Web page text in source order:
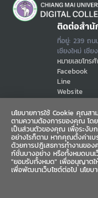
ติดต่อสำนั
ที่อยู่: 239 ถน
เชียงใหม่ เชี
หมายเลข
Facebook
Line
Website
ช่องทางสื่
นโยบายการใช้ Cookie คุณส
ตามความต้องการของคุณ โดย
เป็นส่วนตัวของคุณ เพื่อระงับ
อย่างไรก็ตาม หากคุณตั้งค่าเ
ด้วยการปฎิเสธการทำงานขอ
ก์ชั่นบางอย่าง หรือทั้งหมดบน
"ยอมรับทั้งหมด" เพื่ออนุญาตให้
เพื่อพัฒนาเว็บไซต์ต่อไป นโย